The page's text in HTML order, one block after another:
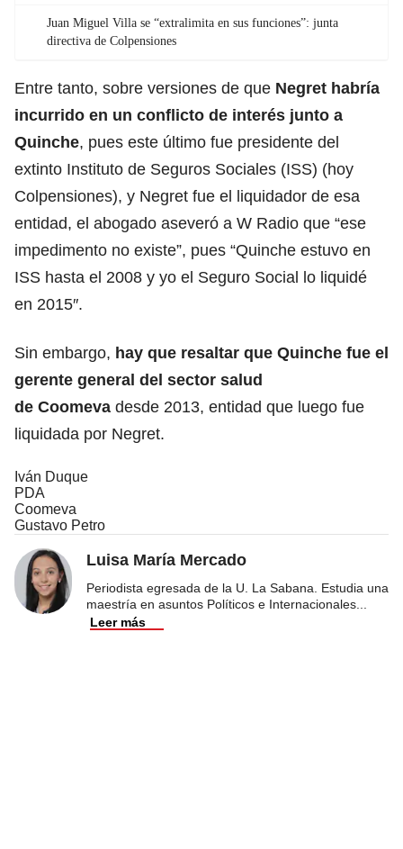
Juan Miguel Villa se “extralimita en sus funciones”: junta
directiva de Colpensiones
Entre tanto, sobre versiones de que Negret habría
incurrido en un conflicto de interés junto a
Quinche, pues este último fue presidente del
extinto Instituto de Seguros Sociales (ISS) (hoy
Colpensiones), y Negret fue el liquidador de esa
entidad, el abogado aseveró a W Radio que “ese
impedimento no existe”, pues “Quinche estuvo en
ISS hasta el 2008 y yo el Seguro Social lo liquidé
en 2015″.
Sin embargo, hay que resaltar que Quinche fue el
gerente general del sector salud
de Coomeva desde 2013, entidad que luego fue
liquidada por Negret.
Iván Duque
PDA
Coomeva
Gustavo Petro
Luisa María Mercado
Periodista egresada de la U. La Sabana. Estudia una
maestría en asuntos Políticos e Internacionales
Leer más